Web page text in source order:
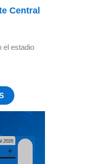
Central
el estadio